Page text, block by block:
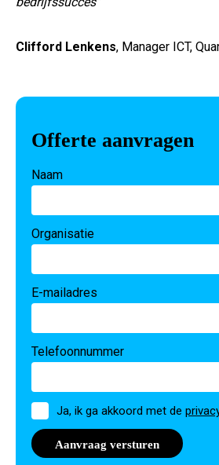
Clifford Lenkens, Manager ICT,
Offerte aanvragen
Naam
Organisatie
E-mailadres
Telefoonnummer
Toestemming
Ja, ik ga akkoord met de